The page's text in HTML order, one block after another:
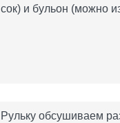
сок) и бульон (можно
Рульку обсушиваем